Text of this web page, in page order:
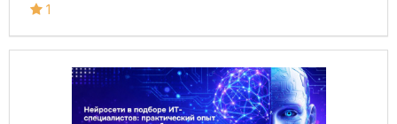
1